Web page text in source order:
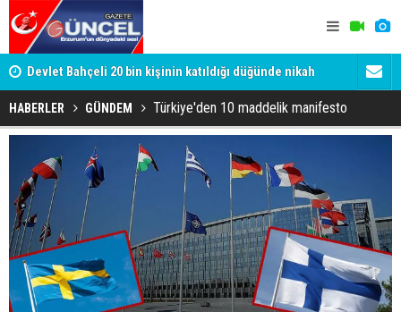
Devlet Bahçeli 20 bin kişinin katıldığı düğünde nikah
şahidi oldu
Gülistan
HABERLER GÜNDEM Türkiye'den 10 maddelik manifesto